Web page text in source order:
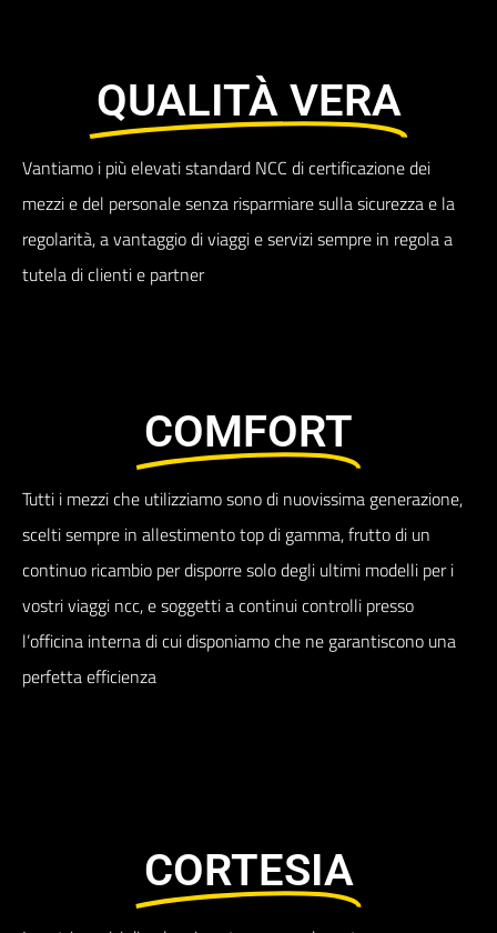
QUALITÀ VERA​
Vantiamo i più elevati standard NCC di certificazione dei
mezzi e del personale senza risparmiare sulla sicurezza e la
regolarità, a vantaggio di viaggi e servizi sempre in regola a
tutela di clienti e partner
COMFORT
Tutti i mezzi che utilizziamo sono di nuovissima generazione,
scelti sempre in allestimento top di gamma, frutto di un
continuo ricambio per disporre solo degli ultimi modelli per i
vostri viaggi ncc, e soggetti a continui controlli presso
l’officina interna di cui disponiamo che ne garantiscono una
perfetta efficienza
CORTESIA